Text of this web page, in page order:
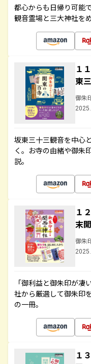
都心からも日帰り可能
観音霊場と三大神社を
１
東
御朱
坂東三十三観音を中心
く。お寺の由緒や御朱
説。
１
末
御朱
「御利益と御朱印が
社から厳選して御朱印
の一冊。
１